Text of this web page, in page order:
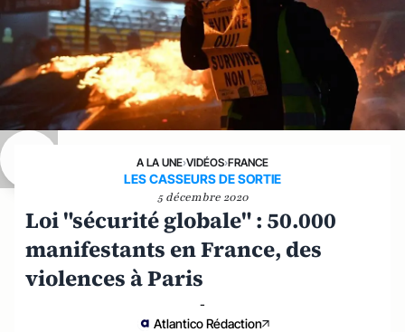
A LA UNE›VIDÉOS›FRANCE
LES CASSEURS DE SORTIE
5 décembre 2020
Loi "sécurité globale" : 50.000
manifestants en France, des
violences à Paris
-
Atlantico Rédaction